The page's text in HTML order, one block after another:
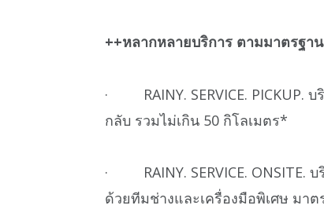
++หลากหลายบริการ ตามมาตรฐาน
· RAINY. SERVICE. PICKUP.
กลับ รวมไม่เกิน 50 กิโลเมตร*
· RAINY. SERVICE. ONSITE.
ด้วยทีมช่างและเครื่องมือพิเศษ มา